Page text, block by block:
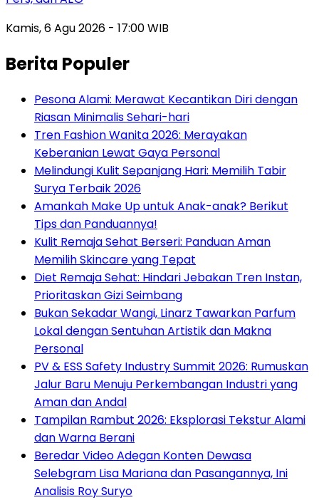
Kamis, 6 Agu 2026 - 17:00 WIB
Berita Populer
Pesona Alami: Merawat Kecantikan Diri dengan
Riasan Minimalis Sehari-hari
Tren Fashion Wanita 2026: Merayakan
Keberanian Lewat Gaya Personal
Melindungi Kulit Sepanjang Hari: Memilih Tabir
Surya Terbaik 2026
Amankah Make Up untuk Anak-anak? Berikut
Tips dan Panduannya!
Kulit Remaja Sehat Berseri: Panduan Aman
Memilih Skincare yang Tepat
Diet Remaja Sehat: Hindari Jebakan Tren Instan,
Prioritaskan Gizi Seimbang
Bukan Sekadar Wangi, Linarz Tawarkan Parfum
Lokal dengan Sentuhan Artistik dan Makna
Personal
PV & ESS Safety Industry Summit 2026: Rumuskan
Jalur Baru Menuju Perkembangan Industri yang
Aman dan Andal
Tampilan Rambut 2026: Eksplorasi Tekstur Alami
dan Warna Berani
Beredar Video Adegan Konten Dewasa
Selebgram Lisa Mariana dan Pasangannya, Ini
Analisis Roy Suryo